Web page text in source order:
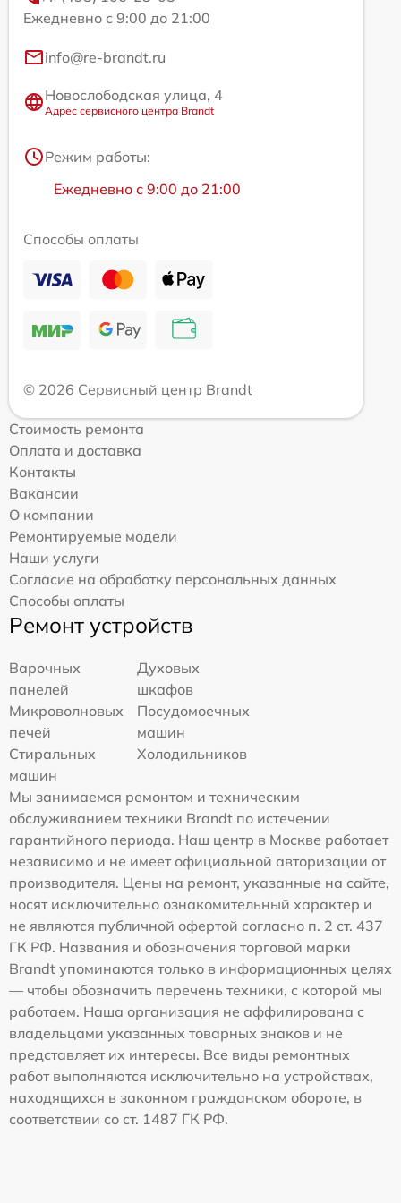
Ежедневно с 9:00 до 21:00
info@re-brandt.ru
Новослободская улица, 4
Адрес сервисного центра Brandt
Режим работы:
Ежедневно с 9:00 до 21:00
Способы оплаты
© 2026 Сервисный центр Brandt
Стоимость ремонта
Оплата и доставка
Контакты
Вакансии
О компании
Ремонтируемые модели
Наши услуги
Согласие на обработку персональных данных
Способы оплаты
Ремонт устройств
Варочных
панелей
Духовых
шкафов
Микроволновых
печей
Посудомоечных
машин
Стиральных
машин
Холодильников
Мы занимаемся ремонтом и техническим
обслуживанием техники Brandt по истечении
гарантийного периода. Наш центр в Москве работает
независимо и не имеет официальной авторизации от
производителя. Цены на ремонт, указанные на сайте,
носят исключительно ознакомительный характер и
не являются публичной офертой согласно п. 2 ст. 437
ГК РФ. Названия и обозначения торговой марки
Brandt упоминаются только в информационных целях
— чтобы обозначить перечень техники, с которой мы
работаем. Наша организация не аффилирована с
владельцами указанных товарных знаков и не
представляет их интересы. Все виды ремонтных
работ выполняются исключительно на устройствах,
находящихся в законном гражданском обороте, в
соответствии со ст. 1487 ГК РФ.